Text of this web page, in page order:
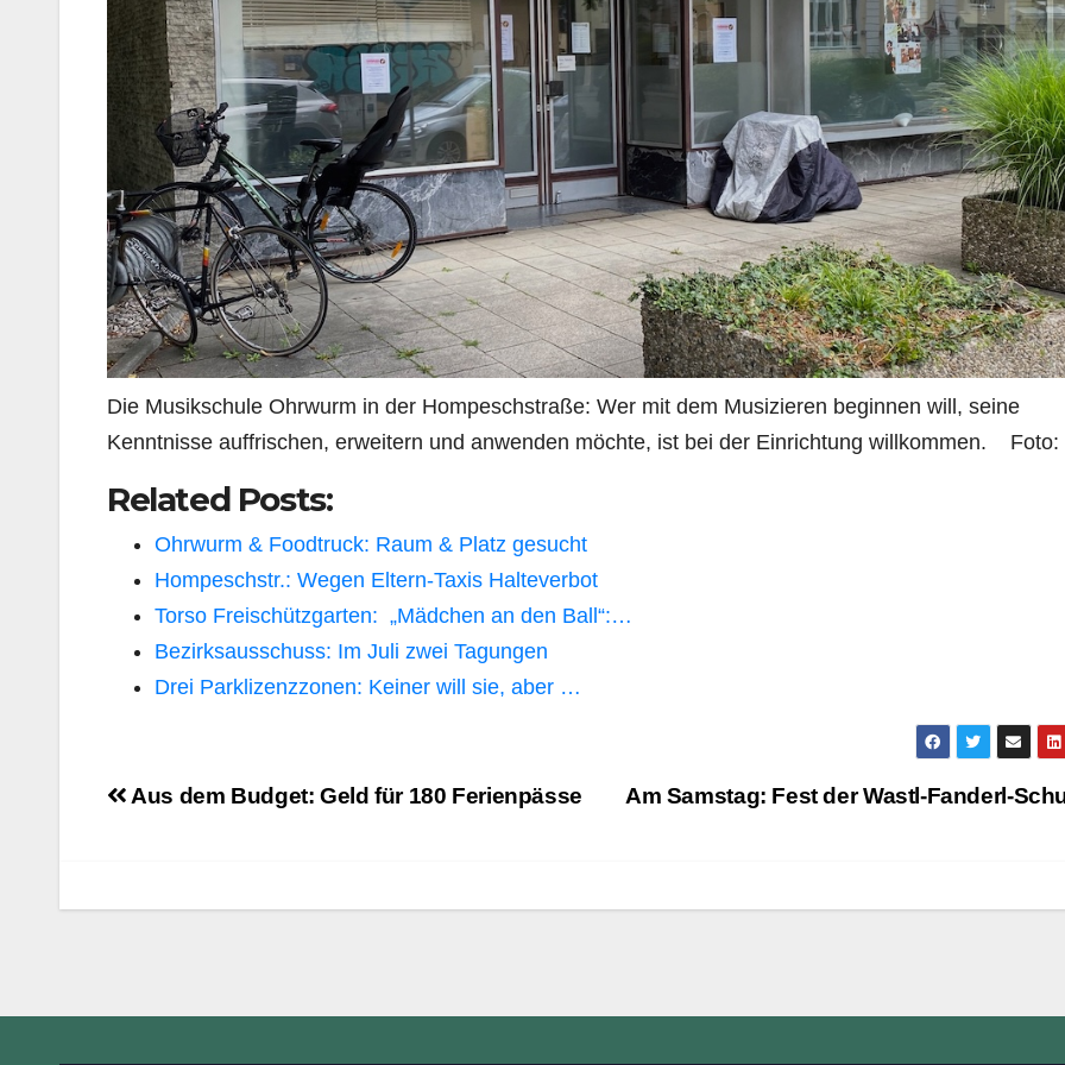
Die Musikschule Ohrwurm in der Hompeschstraße: Wer mit dem Musizieren beginnen will, seine
Kenntnisse auffrischen, erweitern und anwenden möchte, ist bei der Einrichtung willkommen. Foto:
Related Posts:
Ohrwurm & Foodtruck: Raum & Platz gesucht
Hompeschstr.: Wegen Eltern-Taxis Halteverbot
Torso Freischützgarten: „Mädchen an den Ball“:…
Bezirksausschuss: Im Juli zwei Tagungen
Drei Parklizenzzonen: Keiner will sie, aber …
Beitragsnavigation Am Samstag: Fest der Wastl-Fanderl-
Aus dem Budget: Geld für 180 Ferienpässe